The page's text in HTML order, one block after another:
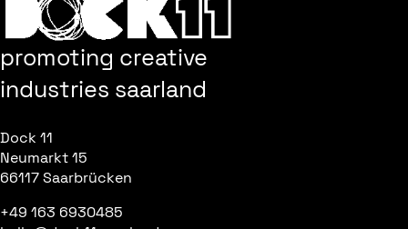
promoting creative
industries saarland
Dock 11
Neumarkt 15
66117 Saarbrücken
+49 163 6930485